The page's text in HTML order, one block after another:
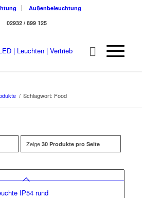
Außenbeleuchtung
02932 / 899 125
/ Schlagwort: Food
Zeige 30 Produkte pro Seite
IP54 rund